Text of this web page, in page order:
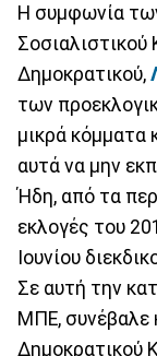
Η συμφωνία
Δημοκρατικού,
των
μικρά κόμματα
αυτά να μην
Ήδη, από τα
εκλογές του
Ιουνίου
Σε αυτή την
ΜΠΕ, συνέβαλε
Δημοκρατικού